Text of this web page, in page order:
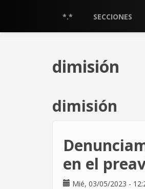
*.* SECCIONES
dimisión
dimisión
en el
Mié, 03/05/2023 -